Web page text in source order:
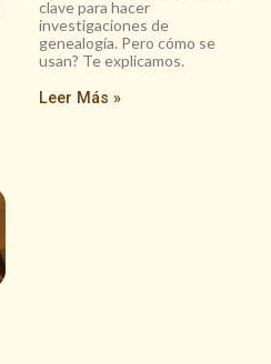
clave para hacer
investigaciones de
genealogía. Pero cómo se
usan? Te explicamos.
Leer Más »